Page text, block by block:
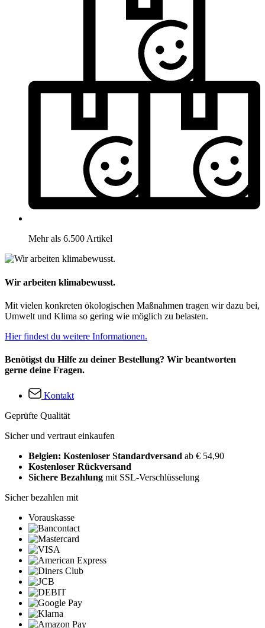
Mehr als 6.500 Artikel
Wir arbeiten klimabewusst.
Mit vielen konkreten ökologischen Maßnahmen tragen wir dazu bei,
Umwelt und Klima so gering wie möglich zu belasten.
Hier findest du weitere Informationen.
Benötigst du Hilfe zu deiner Bestellung? Wir beantworten
gerne deine Fragen.
Kontakt
Geprüfte Qualität
Sicher und vertraut einkaufen
Belgien: Kostenloser Standardversand ab € 54,90
Kostenloser Rückversand
Sichere Bezahlung mit SSL-Verschlüsselung
Sicher bezahlen mit
Vorauskasse